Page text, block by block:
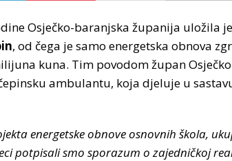
Osječko-baranjska županija uložila
, od čega je samo energetska obnova
kuna. Tim povodom župan
ambulantu, koja djeluje u
energetske obnove osnovnih škola,
potpisali smo sporazum o zajedničkoj